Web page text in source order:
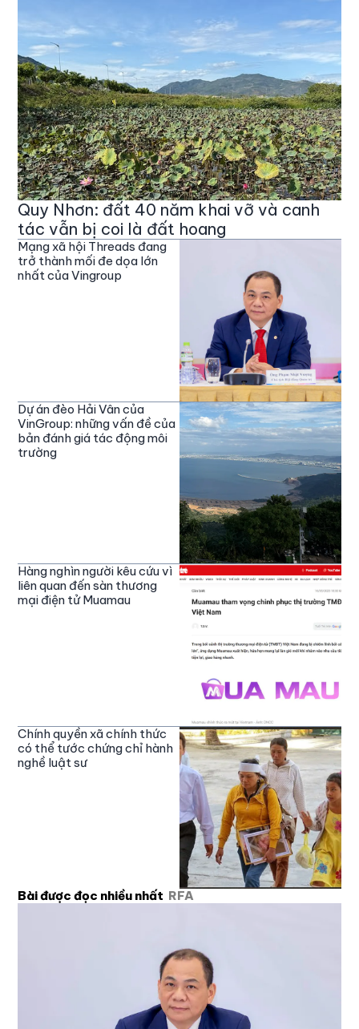
Quy Nhơn: đất 40 năm khai vỡ và canh
tác vẫn bị coi là đất hoang
Mạng xã hội Threads đang
trở thành mối đe dọa lớn
nhất của Vingroup
Dự án đèo Hải Vân của
VinGroup: những vấn đề của
bản đánh giá tác động môi
trường
Hàng nghìn người kêu cứu vì
liên quan đến sàn thương
mại điện tử Muamau
Chính quyền xã chính thức
có thể tước chứng chỉ hành
nghề luật sư
Bài được đọc nhiều nhất RFA